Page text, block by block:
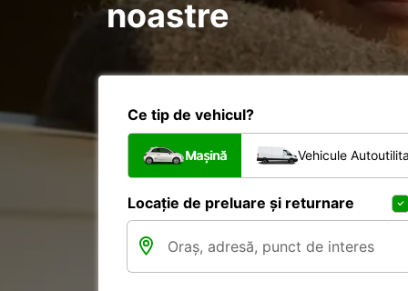
noastre
Ce tip de vehicul?
Mașină Vehicule
Locație de preluare și returnare